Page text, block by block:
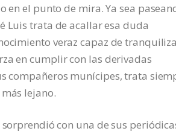
en el punto de mira. Ya sea
Luis trata de acallar esa duda
veraz capaz de
en cumplir con las derivadas
compañeros munícipes, trata
lejano.
con una de sus